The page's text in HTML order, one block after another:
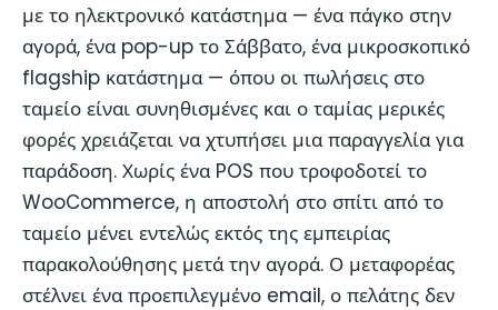
με το ηλεκτρονικό κατάστημα — ένα πάγκο στην
αγορά, ένα pop-up το Σάββατο, ένα μικροσκοπικό
flagship κατάστημα — όπου οι πωλήσεις στο
ταμείο είναι συνηθισμένες και ο ταμίας μερικές
φορές χρειάζεται να χτυπήσει μια παραγγελία για
παράδοση. Χωρίς ένα POS που τροφοδοτεί το
WooCommerce, η αποστολή στο σπίτι από το
ταμείο μένει εντελώς εκτός της εμπειρίας
παρακολούθησης μετά την αγορά. Ο μεταφορέας
στέλνει ένα προεπιλεγμένο email, ο πελάτης δεν